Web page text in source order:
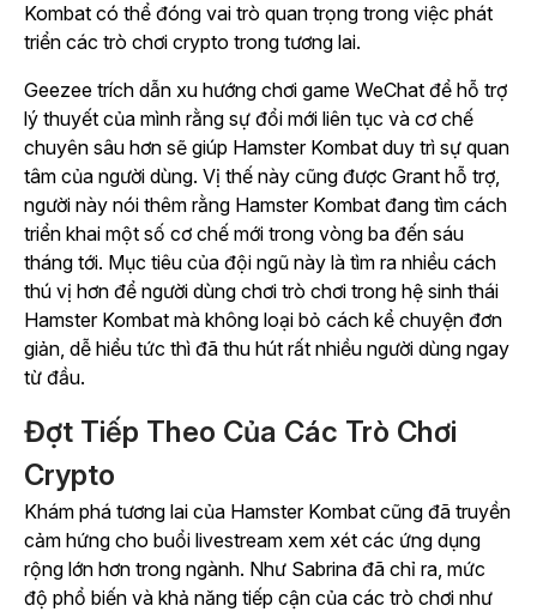
Kombat có thể đóng vai trò quan trọng trong việc phát
triển các trò chơi crypto trong tương lai.
Geezee trích dẫn xu hướng chơi game WeChat để hỗ trợ
lý thuyết của mình rằng sự đổi mới liên tục và cơ chế
chuyên sâu hơn sẽ giúp Hamster Kombat duy trì sự quan
tâm của người dùng. Vị thế này cũng được Grant hỗ trợ,
người này nói thêm rằng Hamster Kombat đang tìm cách
triển khai một số cơ chế mới trong vòng ba đến sáu
tháng tới. Mục tiêu của đội ngũ này là tìm ra nhiều cách
thú vị hơn để người dùng chơi trò chơi trong hệ sinh thái
Hamster Kombat mà không loại bỏ cách kể chuyện đơn
giản, dễ hiểu tức thì đã thu hút rất nhiều người dùng ngay
từ đầu.
Đợt Tiếp Theo Của Các Trò Chơi
Crypto
Khám phá tương lai của Hamster Kombat cũng đã truyền
cảm hứng cho buổi livestream xem xét các ứng dụng
rộng lớn hơn trong ngành. Như Sabrina đã chỉ ra, mức
độ phổ biến và khả năng tiếp cận của các trò chơi như